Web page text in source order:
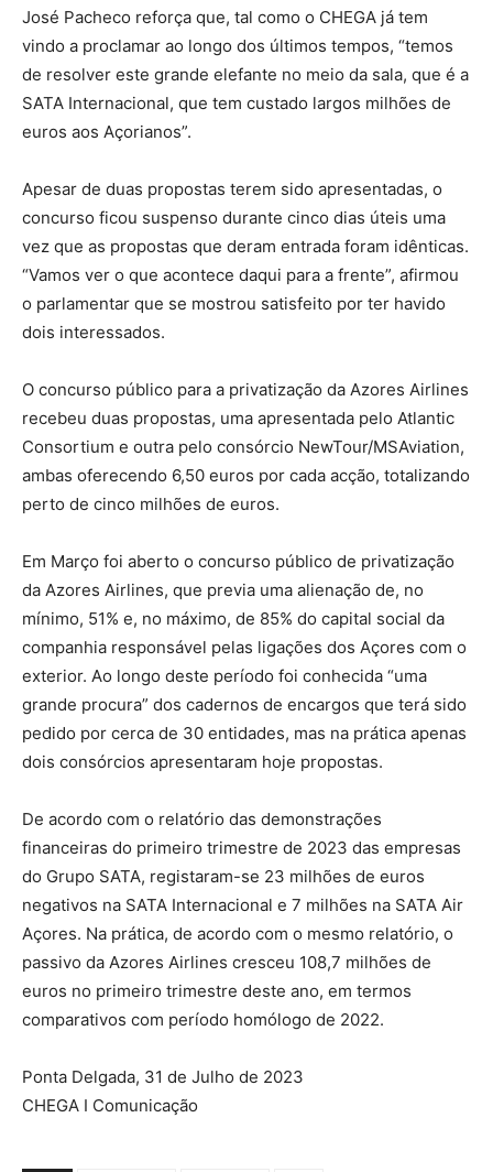
José Pacheco reforça que, tal como o CHEGA já tem
vindo a proclamar ao longo dos últimos tempos, “temos
de resolver este grande elefante no meio da sala, que é a
SATA Internacional, que tem custado largos milhões de
euros aos Açorianos”.
Apesar de duas propostas terem sido apresentadas, o
concurso ficou suspenso durante cinco dias úteis uma
vez que as propostas que deram entrada foram idênticas.
“Vamos ver o que acontece daqui para a frente”, afirmou
o parlamentar que se mostrou satisfeito por ter havido
dois interessados.
O concurso público para a privatização da Azores Airlines
recebeu duas propostas, uma apresentada pelo Atlantic
Consortium e outra pelo consórcio NewTour/MSAviation,
ambas oferecendo 6,50 euros por cada acção, totalizando
perto de cinco milhões de euros.
Em Março foi aberto o concurso público de privatização
da Azores Airlines, que previa uma alienação de, no
mínimo, 51% e, no máximo, de 85% do capital social da
companhia responsável pelas ligações dos Açores com o
exterior. Ao longo deste período foi conhecida “uma
grande procura” dos cadernos de encargos que terá sido
pedido por cerca de 30 entidades, mas na prática apenas
dois consórcios apresentaram hoje propostas.
De acordo com o relatório das demonstrações
financeiras do primeiro trimestre de 2023 das empresas
do Grupo SATA, registaram-se 23 milhões de euros
negativos na SATA Internacional e 7 milhões na SATA Air
Açores. Na prática, de acordo com o mesmo relatório, o
passivo da Azores Airlines cresceu 108,7 milhões de
euros no primeiro trimestre deste ano, em termos
comparativos com período homólogo de 2022.
Ponta Delgada, 31 de Julho de 2023
CHEGA I Comunicação